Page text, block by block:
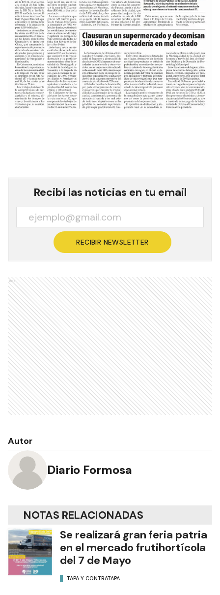
Recibí las noticias en tu email
RECIBIR NEWSLETTER
Ads
Autor
Diario Formosa
NOTAS RELACIONADAS
Se realizará gran feria patria
en el mercado frutihortícola
del 7 de Mayo
TAPA Y CONTRATAPA